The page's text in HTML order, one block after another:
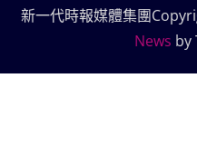
新一代時報媒體集團
News by